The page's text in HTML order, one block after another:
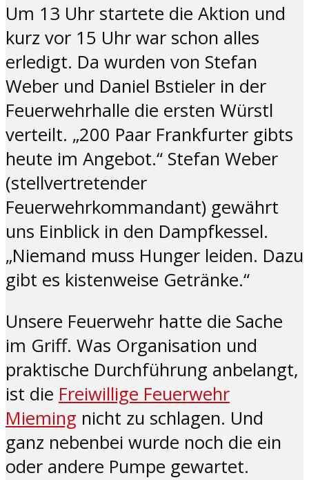
Um 13 Uhr startete die Aktion und
kurz vor 15 Uhr war schon alles
erledigt. Da wurden von Stefan
Weber und Daniel Bstieler in der
Feuerwehrhalle die ersten Würstl
verteilt. „200 Paar Frankfurter gibts
heute im Angebot.“ Stefan Weber
(stellvertretender
Feuerwehrkommandant) gewährt
uns Einblick in den Dampfkessel.
„Niemand muss Hunger leiden. Dazu
gibt es kistenweise Getränke.“
Unsere Feuerwehr hatte die Sache
im Griff. Was Organisation und
praktische Durchführung anbelangt,
ist die Freiwillige Feuerwehr
Mieming nicht zu schlagen. Und
ganz nebenbei wurde noch die ein
oder andere Pumpe gewartet.